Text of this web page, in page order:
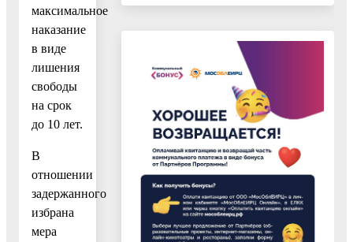
максимальное
наказание
в виде
лишения
свободы
на срок
до 10 лет.
В
отношении
задержанного
избрана
мера